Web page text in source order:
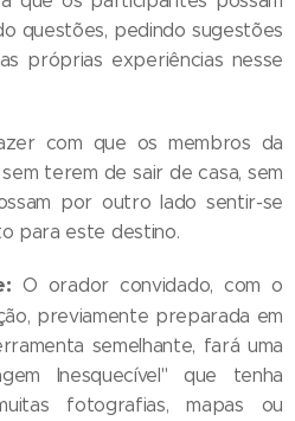
questões, pedindo sugestões
próprias experiências nesse
com que os membros da
terem de sair de casa, sem
por outro lado sentir-se
para este destino.
O orador convidado, com o
previamente preparada em
semelhante, fará uma
Inesquecível" que tenha
fotografias, mapas ou